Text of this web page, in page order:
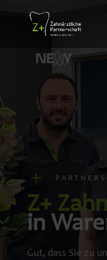
L
Z+
in
Gut, dass Sie zu